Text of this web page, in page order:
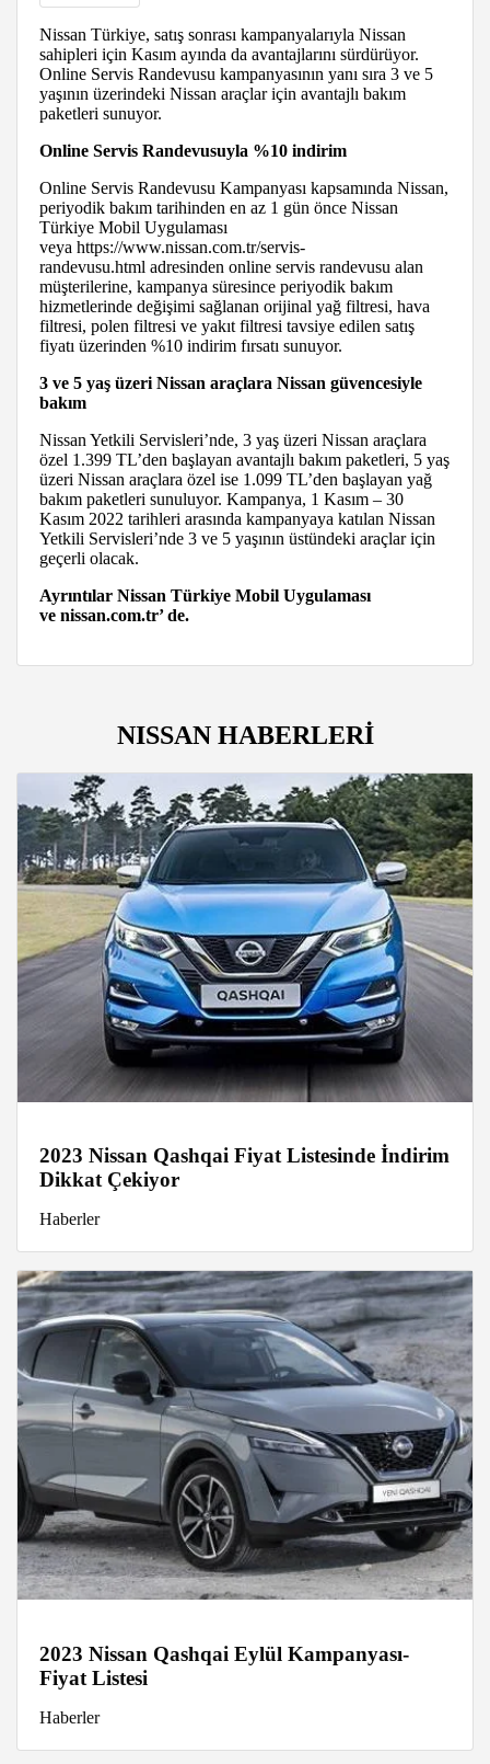
Nissan Türkiye, satış sonrası kampanyalarıyla Nissan
sahipleri için Kasım ayında da avantajlarını sürdürüyor.
Online Servis Randevusu kampanyasının yanı sıra 3 ve 5
yaşının üzerindeki Nissan araçlar için avantajlı bakım
paketleri sunuyor.
Online Servis Randevusuyla %10 indirim
Online Servis Randevusu Kampanyası kapsamında Nissan,
periyodik bakım tarihinden en az 1 gün önce Nissan
Türkiye Mobil Uygulaması
veya https://www.nissan.com.tr/servis-
randevusu.html adresinden online servis randevusu alan
müşterilerine, kampanya süresince periyodik bakım
hizmetlerinde değişimi sağlanan orijinal yağ filtresi, hava
filtresi, polen filtresi ve yakıt filtresi tavsiye edilen satış
fiyatı üzerinden %10 indirim fırsatı sunuyor.
3 ve 5 yaş üzeri Nissan araçlara Nissan güvencesiyle
bakım
Nissan Yetkili Servisleri’nde, 3 yaş üzeri Nissan araçlara
özel 1.399 TL’den başlayan avantajlı bakım paketleri, 5 yaş
üzeri Nissan araçlara özel ise 1.099 TL’den başlayan yağ
bakım paketleri sunuluyor. Kampanya, 1 Kasım – 30
Kasım 2022 tarihleri arasında kampanyaya katılan Nissan
Yetkili Servisleri’nde 3 ve 5 yaşının üstündeki araçlar için
geçerli olacak.
Ayrıntılar Nissan Türkiye Mobil Uygulaması
ve nissan.com.tr’ de.
NISSAN HABERLERİ
2023 Nissan Qashqai Fiyat Listesinde İndirim
Dikkat Çekiyor
Haberler
2023 Nissan Qashqai Eylül Kampanyası-
Fiyat Listesi
Haberler